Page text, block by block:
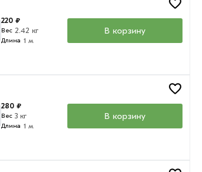
220 ₽
Вес 2.42 кг
Длина 1 м
В корзину
280 ₽
Вес 3 кг
Длина 1 м
В корзину